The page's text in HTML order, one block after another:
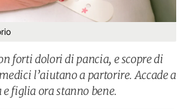
forti dolori di pancia, e scopre di
l’aiutano a partorire. Accade a
figlia ora stanno bene.